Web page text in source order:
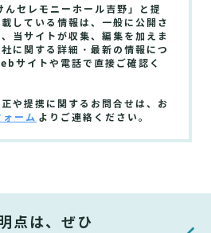
セレモニーホール吉野」と提
している情報は、一般に公開さ
当サイトが収集、編集を加えま
に関する詳細・最新の情報につ
サイトや電話で直接ご確認く
や提携に関するお問合せは、お
ォーム よりご連絡ください。
点は、ぜひ